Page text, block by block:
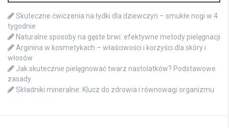
Skuteczne ćwiczenia na łydki dla dziewczyn – smukłe nogi w 4
tygodnie
Naturalne sposoby na gęste brwi: efektywne metody pielęgnacji
Arginina w kosmetykach – właściwości i korzyści dla skóry i
włosów
Jak skutecznie pielęgnować twarz nastolatków? Podstawowe
zasady
Składniki mineralne: Klucz do zdrowia i równowagi organizmu